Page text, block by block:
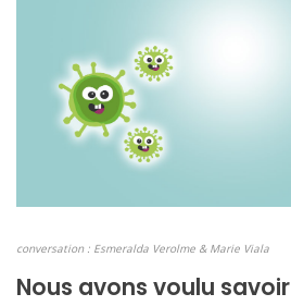
conversation : Esmeralda Verolme & Marie Viala
Nous avons voulu savoir